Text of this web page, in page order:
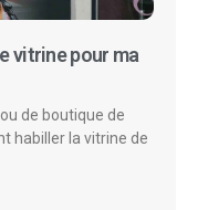
vitrine pour ma
de boutique de
habiller la vitrine de